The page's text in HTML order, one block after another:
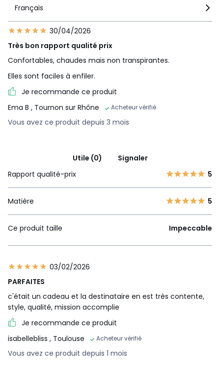
Français
30/04/2026
Très bon rapport qualité prix
Confortables, chaudes mais non transpirantes.
Elles sont faciles à enfiler.
Je recommande ce produit
Ema B , Tournon sur Rhône Acheteur vérifié
Vous avez ce produit depuis 3 mois
Utile (0)
Signaler
Rapport qualité-prix
5
Matière 5
Ce produit taille Impeccable
03/02/2026
PARFAITES
c'était un cadeau et la destinataire en est très contente,
style, qualité, mission accomplie
Je recommande ce produit
isabellebliss , Toulouse Acheteur vérifié
Vous avez ce produit depuis 1 mois